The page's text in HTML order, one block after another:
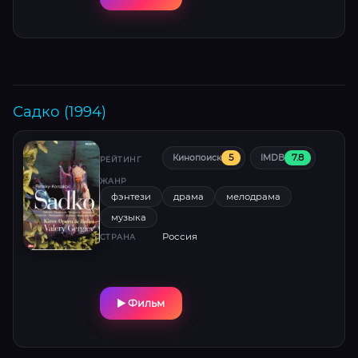
Садко (1994)
РЕЙТИНГ Кинопоиск 5 IMDB 7.8
ЖАНР
фэнтези драма
мелодрама
музыка
СТРАНА Россия
Фильм